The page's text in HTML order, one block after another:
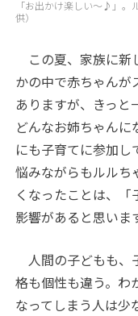
「お出かけ楽しい〜♪」。
供）
この夏、家族に新
かの中で赤ちゃんが
ありますが、きっと
どんなお姉ちゃんに
にも子育てに参加し
悩みながらもルルち
くなったことは、
影響があると思いま
人間の子どもも、
格も個性も違う。わ
なってしまう人は少